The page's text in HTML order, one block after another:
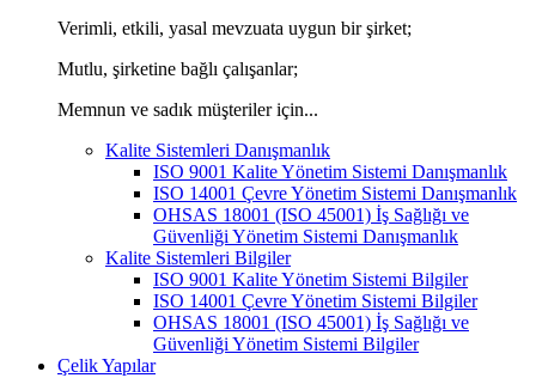
Verimli, etkili, yasal mevzuata uygun bir şirket;
Mutlu, şirketine bağlı çalışanlar;
Memnun ve sadık müşteriler için...
Kalite Sistemleri Danışmanlık
ISO 9001 Kalite Yönetim Sistemi Danışmanlık
ISO 14001 Çevre Yönetim Sistemi Danışmanlık
OHSAS 18001 (ISO 45001) İş Sağlığı ve
Güvenliği Yönetim Sistemi Danışmanlık
Kalite Sistemleri Bilgiler
ISO 9001 Kalite Yönetim Sistemi Bilgiler
ISO 14001 Çevre Yönetim Sistemi Bilgiler
OHSAS 18001 (ISO 45001) İş Sağlığı ve
Güvenliği Yönetim Sistemi Bilgiler
Çelik Yapılar